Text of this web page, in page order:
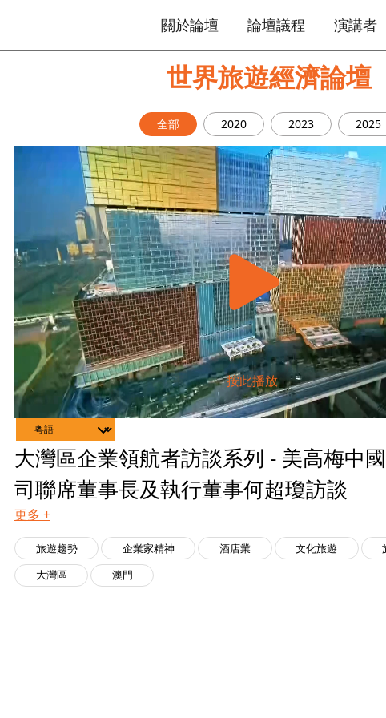
關於論壇 論壇議程 演講者
世界旅遊經濟論壇
全部 2020 2023 2025
Channels
大灣區企業領航者訪談系列 - 美高梅中
司聯席董事長及執行董事何超瓊訪談
更多 +
旅遊趨勢 企業家精神 酒店業 文化旅遊
大灣區
澳門